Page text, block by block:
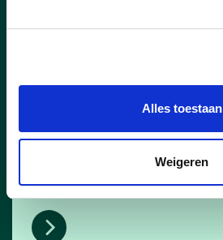
Alles toestaan
Weigeren
Duurzaamheid
Duurzaamheid